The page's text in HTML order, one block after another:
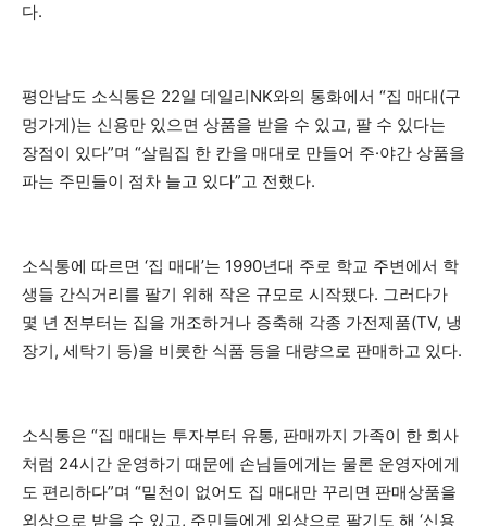
다.
평안남도 소식통은 22일 데일리NK와의 통화에서 “집 매대(구
멍가게)는 신용만 있으면 상품을 받을 수 있고, 팔 수 있다는
장점이 있다”며 “살림집 한 칸을 매대로 만들어 주·야간 상품을
파는 주민들이 점차 늘고 있다”고 전했다.
소식통에 따르면 ‘집 매대’는 1990년대 주로 학교 주변에서 학
생들 간식거리를 팔기 위해 작은 규모로 시작됐다. 그러다가
몇 년 전부터는 집을 개조하거나 증축해 각종 가전제품(TV, 냉
장기, 세탁기 등)을 비롯한 식품 등을 대량으로 판매하고 있다.
소식통은 “집 매대는 투자부터 유통, 판매까지 가족이 한 회사
처럼 24시간 운영하기 때문에 손님들에게는 물론 운영자에게
도 편리하다”며 “밑천이 없어도 집 매대만 꾸리면 판매상품을
외상으로 받을 수 있고, 주민들에게 외상으로 팔기도 해 ‘신용